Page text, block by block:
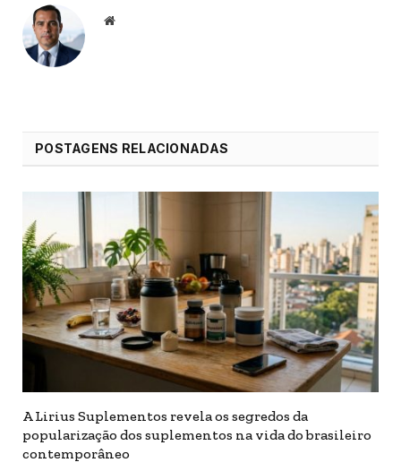
Website
POSTAGENS RELACIONADAS
A Lirius Suplementos revela os segredos da
popularização dos suplementos na vida do brasileiro
contemporâneo